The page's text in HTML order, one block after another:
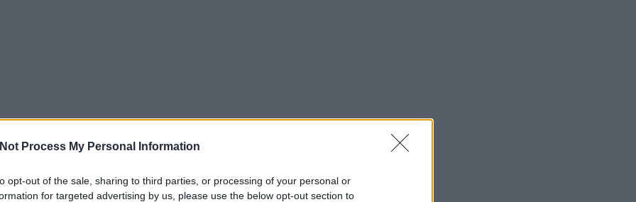
Process My Personal Information
opt-out of the sale, sharing to third parties, or processing of your personal or
for targeted advertising by us, please use the below opt-out section to